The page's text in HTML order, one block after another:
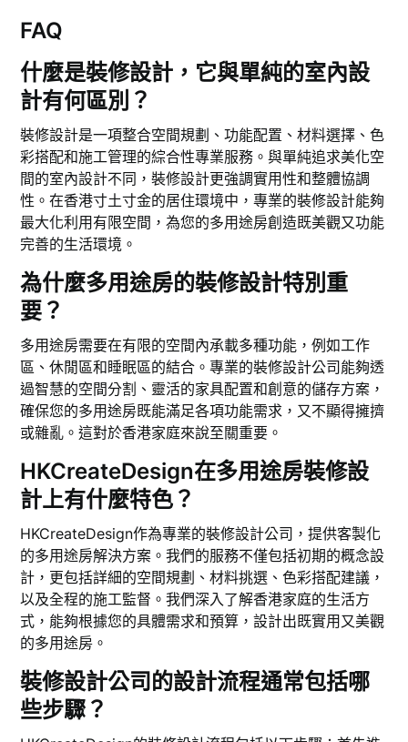
FAQ
什麼是裝修設計，它與單純的室內設
計有何區別？
裝修設計是一項整合空間規劃、功能配置、材料選擇、色
彩搭配和施工管理的綜合性專業服務。與單純追求美化空
間的室內設計不同，裝修設計更強調實用性和整體協調
性。在香港寸土寸金的居住環境中，專業的裝修設計能夠
最大化利用有限空間，為您的多用途房創造既美觀又功能
完善的生活環境。
為什麼多用途房的裝修設計特別重
要？
多用途房需要在有限的空間內承載多種功能，例如工作
區、休閒區和睡眠區的結合。專業的裝修設計公司能夠透
過智慧的空間分割、靈活的家具配置和創意的儲存方案，
確保您的多用途房既能滿足各項功能需求，又不顯得擁擠
或雜亂。這對於香港家庭來說至關重要。
HKCreateDesign在多用途房裝修設
計上有什麼特色？
HKCreateDesign作為專業的裝修設計公司，提供客製化
的多用途房解決方案。我們的服務不僅包括初期的概念設
計，更包括詳細的空間規劃、材料挑選、色彩搭配建議，
以及全程的施工監督。我們深入了解香港家庭的生活方
式，能夠根據您的具體需求和預算，設計出既實用又美觀
的多用途房。
裝修設計公司的設計流程通常包括哪
些步驟？